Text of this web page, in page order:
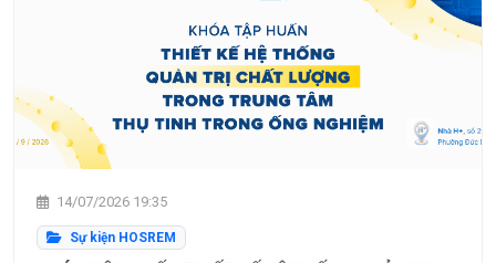
14/07/2026 19:35
Sự kiện HOSREM